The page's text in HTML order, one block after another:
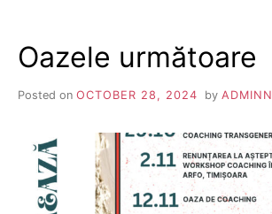
Oazele următoare
Posted on OCTOBER 28, 2024 by ADMINN